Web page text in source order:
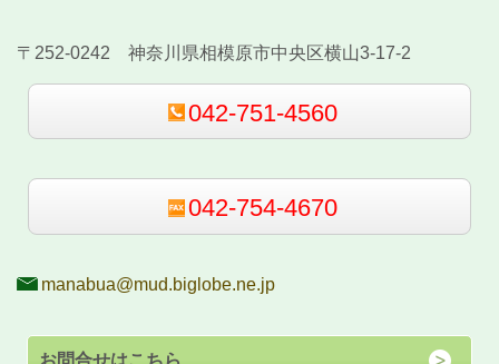
〒252-0242 神奈川県相模原市中央区横山3-17-2
042-751-4560
042-754-4670
manabua@mud.biglobe.ne.jp
お問合せはこちら